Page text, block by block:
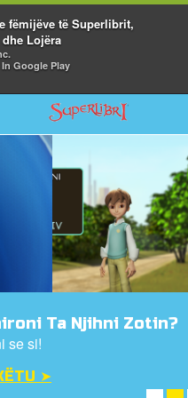
fëmijëve të Superlibrit,
Lojëra
In Google Play
Return to Content
Ta Njihni Zotin?
se si!
➤